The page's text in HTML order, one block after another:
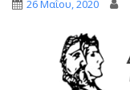
26 Μαΐου, 2020